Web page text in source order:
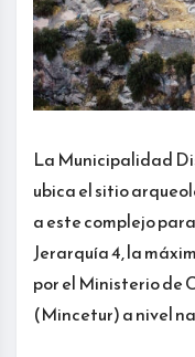
La Municipalidad
ubica el sitio
a este complejo
Jerarquía 4, la
por el Ministerio de
(Mincetur) a nivel